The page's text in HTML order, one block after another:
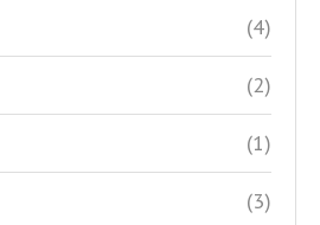
(4)
(2)
(1)
(3)